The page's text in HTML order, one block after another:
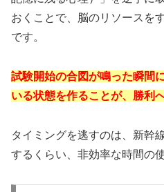
おくことで、脳のリソースを
です。
試験開始の合図が鳴った瞬間
いる状態を作ることが、勝利
タイミングを逃すのは、新幹
するくらい、非効率な時間の